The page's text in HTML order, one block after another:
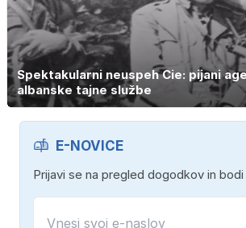
Spektakularni neuspeh Cie: pijani
albanske tajne službe
E-NOVICE
Prijavi se na pregled dogodkov in